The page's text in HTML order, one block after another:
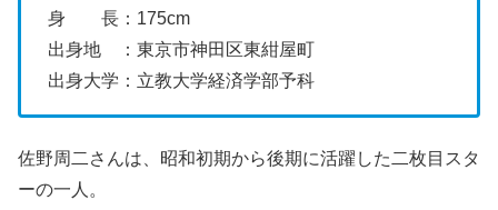
身 長：175cm
出身地 ：東京市神田区東紺屋町
出身大学：立教大学経済学部予科
佐野周二さんは、昭和初期から後期に活躍した二枚目スタ
ーの一人。